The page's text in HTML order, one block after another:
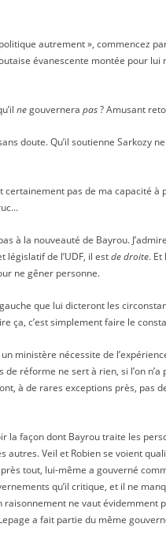
autrement », commencez
évanescente montée pour lui
negouvernera pas? Amusant
doute. Qu’il soutienne Sarkozy
certainement pas de ma capacité
à la nouveauté de Bayrou.
législatif de l’UDF, il estde droite. Et
ne gêner personne.
que lui dicteront les
ça, c’est simplement faire le
ministère nécessite de
réforme ne sert à rien, si l’on
à de rares exceptions près, pas
la façon dont Bayrou traite les
Veil et Robien se voient
tout, lui-même a gouverné
qu’il critique, et il ne
ne vaut évidemment
a fait partie du même